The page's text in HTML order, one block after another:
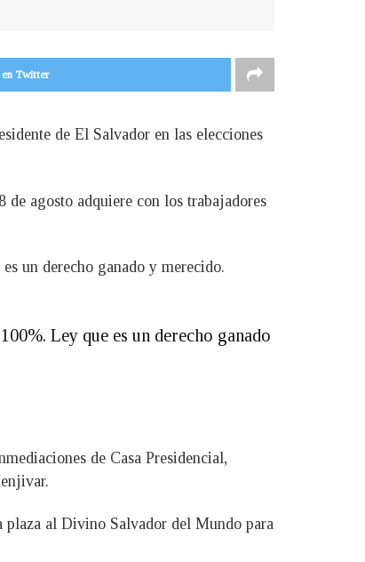
en Twitter
de El Salvador en las elecciones
agosto adquiere con los trabajadores
un derecho ganado y merecido.
Ley que es un derecho ganado
de Casa Presidencial,
plaza al Divino Salvador del Mundo para